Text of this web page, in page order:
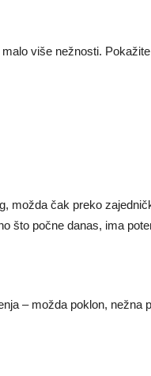
više nežnosti.
možda čak preko
što počne danas, ima
– možda poklon, nežna